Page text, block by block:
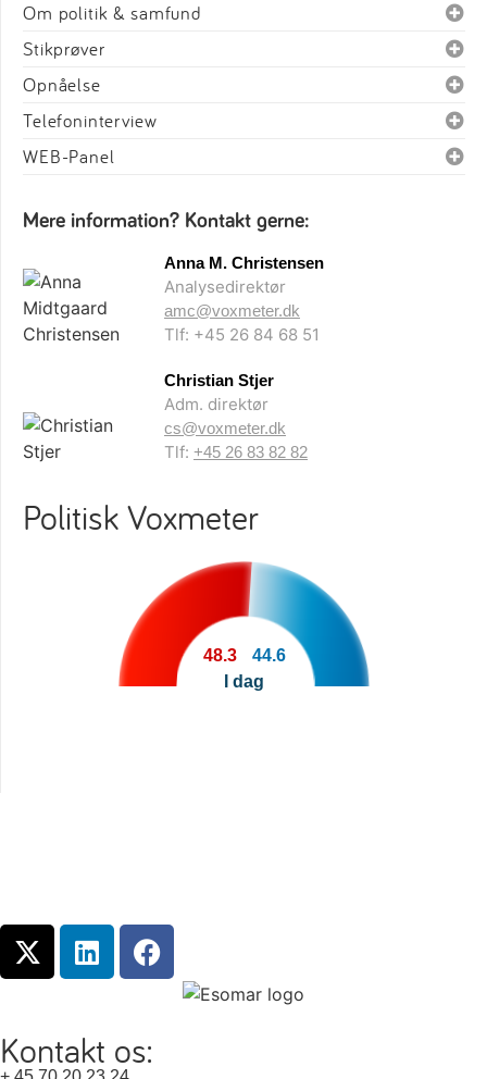
Om politik & samfund
Stikprøver
Opnåelse
Telefoninterview
WEB-Panel
Mere information? Kontakt gerne:
Anna M. Christensen
Analysedirektør
amc@voxmeter.dk
Tlf: +45 26 84 68 51
Christian Stjer
Adm. direktør
cs@voxmeter.dk
Tlf: +45 26 83 82 82
Politisk Voxmeter
48.3
44.6
I dag
Kontakt os: